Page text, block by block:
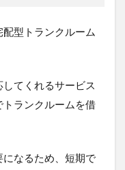
型トランクルーム
てくれるサービス
ランクルームを借
なるため、短期で